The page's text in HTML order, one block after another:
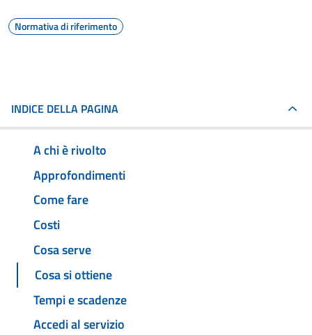
Normativa di riferimento
INDICE DELLA PAGINA
A chi è rivolto
Approfondimenti
Come fare
Costi
Cosa serve
Cosa si ottiene
Tempi e scadenze
Accedi al servizio